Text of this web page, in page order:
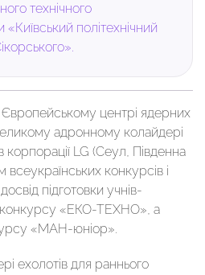
технічного
«Київський політехнічний
центрі ядерних
адронному колайдері
LG (Сеул, Південна
конкурсів і
підготовки учнів-
конкурсу «ЕКО-ТЕХНО», а
«МАН-юніор».
ехолотів для раннього